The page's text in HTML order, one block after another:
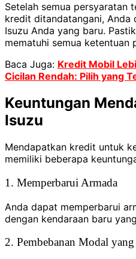
Setelah semua persyaratan
kredit ditandatangani, Anda
Isuzu Anda yang baru.
mematuhi semua ketentuan
Baca Juga: Kredit Mobil
Cicilan Rendah: Pilih yang
Keuntungan
Isuzu
Mendapatkan kredit untuk
memiliki beberapa
1. Memperbarui Armada
Anda dapat memperbarui
dengan kendaraan baru
2. Pembebanan Modal